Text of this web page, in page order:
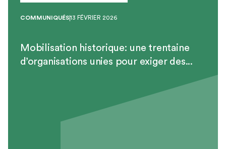
COMMUNIQUÉS13 FÉVRIER 2026
Mobilisation historique: une trentaine
d’organisations unies pour exiger des...